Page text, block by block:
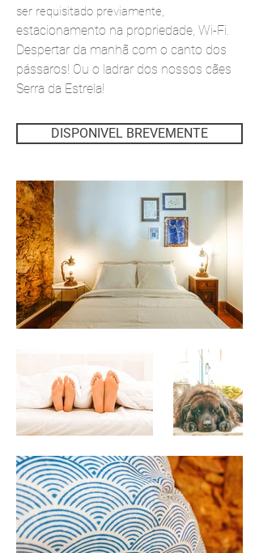
ser requisitado previamente,
estacionamento na propriedade, Wi-Fi.
Despertar da manhã com o canto dos
pássaros! Ou o ladrar dos nossos cães
Serra da Estrela!
DISPONIVEL BREVEMENTE